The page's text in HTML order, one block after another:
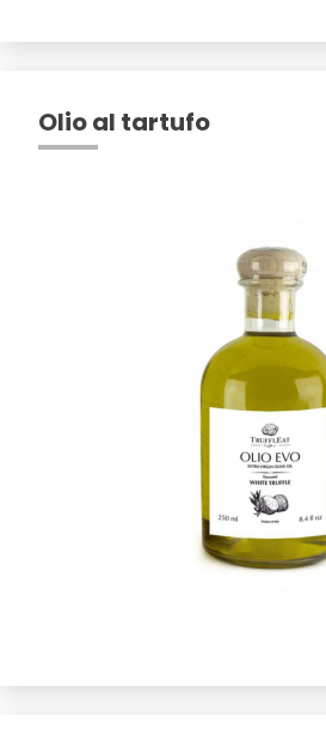
Olio al tartufo